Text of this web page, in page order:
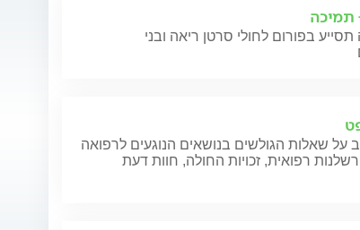
תמיכה
בפורום לחולי סרטן ריאה ובני
על שאלות הגולשים בנושאים הנוגעים לרפואה
רפואית, זכויות החולה, חוות דעת